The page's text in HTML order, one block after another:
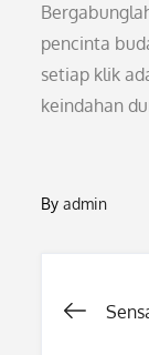
pencinta
setiap klik
keindahan
Byadmin